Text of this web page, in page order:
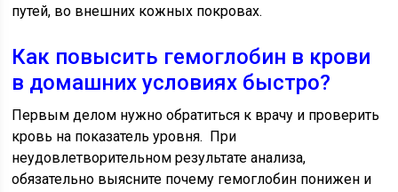
путей, во внешних кожных покровах.
Как повысить гемоглобин в крови
в домашних условиях быстро?
Первым делом нужно обратиться к врачу и проверить
кровь на показатель уровня. При
неудовлетворительном результате анализа,
обязательно выясните почему гемоглобин понижен и